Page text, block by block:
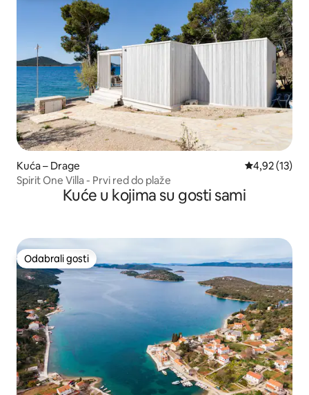
Kuća – Drage Prosječna
4,92 (13)
Spirit One Villa - Prvi red do plaže
Kuće u kojima su gosti sami
Odabrali gosti
Odabrali gosti